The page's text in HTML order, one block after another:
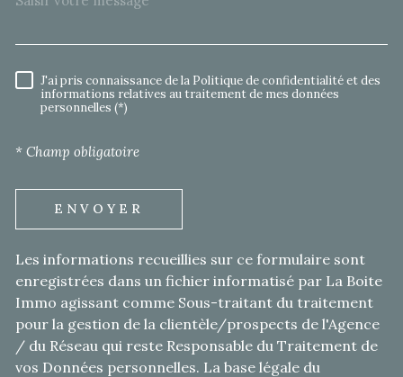
RÈGLEMENTATION
J'ai pris connaissance de la Politique de confidentialité et des
informations relatives au traitement de mes données
personnelles (*)
* Champ obligatoire
ENVOYER
Les informations recueillies sur ce formulaire sont
enregistrées dans un fichier informatisé par La Boite
Immo agissant comme Sous-traitant du traitement
pour la gestion de la clientèle/prospects de l'Agence
/ du Réseau qui reste Responsable du Traitement de
vos Données personnelles. La base légale du